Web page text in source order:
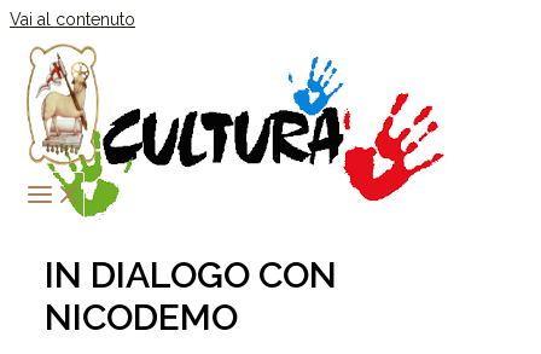
Vai al contenuto
IN DIALOGO CON
NICODEMO